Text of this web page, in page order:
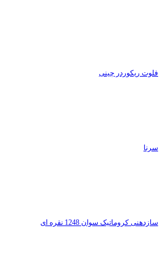
فلوت ریکوردر چینی
سرنا
سازدهنی کروماتیک سوان 1248 نقره ای